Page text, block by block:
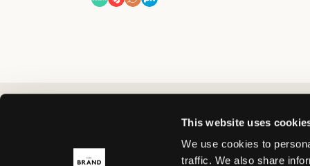
This website uses
We use cookies to
traffic. We also share